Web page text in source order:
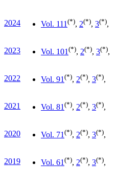
2024 Vol. 111 (*), 2(*), 3(*),
2023 Vol. 101 (*), 2(*), 3(*),
2022 Vol. 91 (*), 2(*), 3(*),
2021 Vol. 81 (*), 2(*), 3(*),
2020 Vol. 71 (*), 2(*), 3(*),
2019 Vol. 61 (*), 2(*), 3(*),